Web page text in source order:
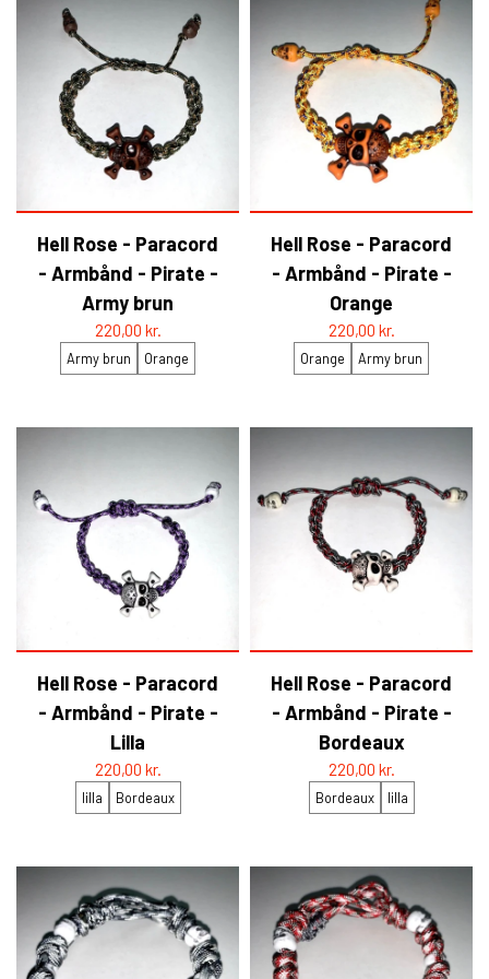
WET-LOOK
YFD - BLUSER
YFD - TOPPE
HELL ROSE - BAPHOMET
Hell Rose - Paracord
- Armbånd - Pirate -
Army brun
220,00 kr.
Army brun Orange
Hell Rose - Paracord
- Armbånd - Pirate -
Orange
220,00 kr.
Orange Army brun
Hell Rose - Paracord
- Armbånd - Pirate -
Lilla
220,00 kr.
lilla Bordeaux
Hell Rose - Paracord
- Armbånd - Pirate -
Bordeaux
220,00 kr.
Bordeaux lilla